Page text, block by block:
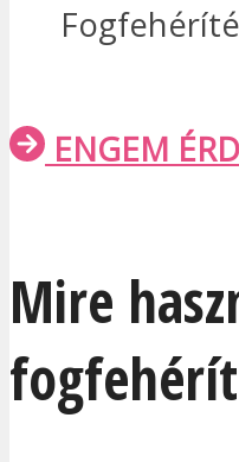
ENGEM
Mire